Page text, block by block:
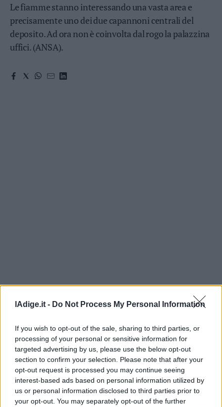
lAdige.it - Do Not Process My Personal Information
If you wish to opt-out of the sale, sharing to third parties, or
processing of your personal or sensitive information for
targeted advertising by us, please use the below opt-out
section to confirm your selection. Please note that after your
opt-out request is processed you may continue seeing
interest-based ads based on personal information utilized by
us or personal information disclosed to third parties prior to
your opt-out. You may separately opt-out of the further
Primiero
Vallagarina
Non
Sole
–
Social media
Le fiamme stanno interessando una vasta area e
precisamente uno dei due capannoni centrali del
deposito. Ad ora non è coinvolta dal rogo la palazzina
uffici. (ANSA).